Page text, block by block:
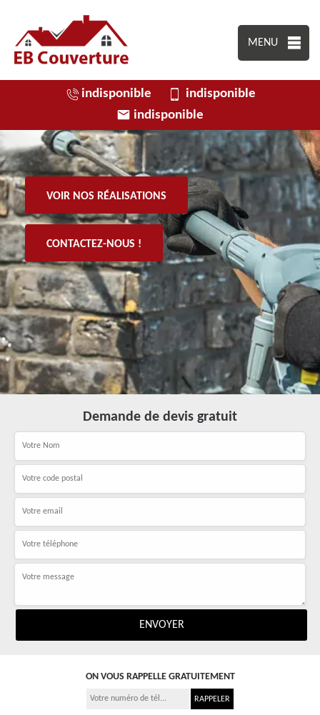
MENU
indisponible
indisponible
indisponible
VOIR NOS RÉALISATIONS
CONTACTEZ-NOUS !
Demande de devis gratuit
ON VOUS RAPPELLE GRATUITEMENT